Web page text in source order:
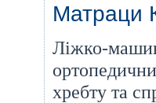
Матраци
Ліжко-
хребту та